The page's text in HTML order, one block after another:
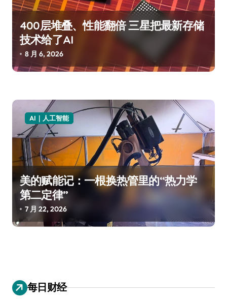
400层堆叠、性能翻倍 三星把最新存储
技术给了AI
8 月 6, 2026
AI｜人工智能
美的赋能记：一根换热管里的“热力学
第二定律”
7 月 22, 2026
每日财经